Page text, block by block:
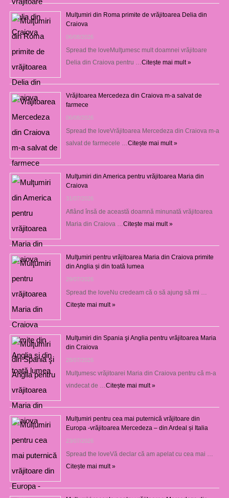
Mulţumiri din Roma primite de vrăjitoarea Delia din
Craiova
06/08/2026
Spread the loveMulţumesc mult doamnei vrăjitoare
Delia din Craiova pentru …Citește mai mult »
Vrăjitoarea Mercedeza din Craiova m-a salvat de
farmece
06/08/2026
Spread the loveVrăjitoarea Mercedeza din Craiova m-a
salvat de farmecele …Citește mai mult »
Mulţumiri din America pentru vrăjitoarea Maria din
Craiova
31/07/2026
Aflând însă de această doamnă minunată vrăjitoarea
Maria din Craiova …Citește mai mult »
Mulţumiri pentru vrăjitoarea Maria din Craiova primite
din Anglia și din toată lumea
29/07/2026
Spread the loveNu credeam că o să ajung să mi …
Citește mai mult »
Mulţumiri din Spania şi Anglia pentru vrăjitoarea Maria
din Craiova
28/07/2026
Mulţumesc vrăjitoarei Maria din Craiova pentru că m-a
vindecat de …Citește mai mult »
Mulțumiri pentru cea mai puternică vrăjitoare din
Europa -vrăjitoarea Mercedeza – din Ardeal și Italia
23/07/2026
Spread the loveVă declar că am apelat cu cea mai …
Citește mai mult »